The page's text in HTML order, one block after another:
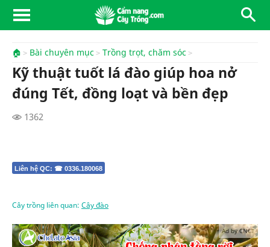
🏠 Bài chuyên mục Trồng trọt, chăm sóc
Kỹ thuật tuốt lá đào giúp hoa nở
đúng Tết, đồng loạt và bền đẹp
1362
Liên hệ QC: ☎ 0336.180068
Cây trồng liên quan: Cây đào
Ad by CNCT